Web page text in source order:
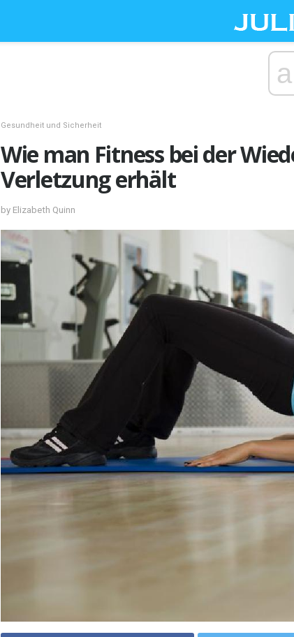
Gesundheit und Sicherheit
Wie man Fitness bei der
Verletzung erhält
by Elizabeth Quinn